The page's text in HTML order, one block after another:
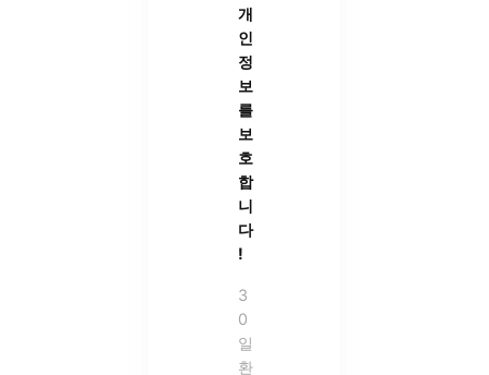
개
인
정
보
를
보
호
합
니
다
!
3
0
일
환